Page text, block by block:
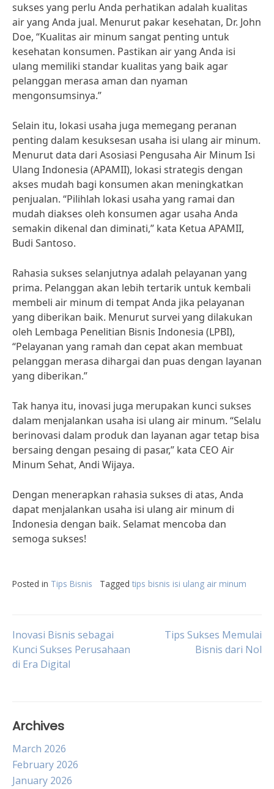
sukses yang perlu Anda perhatikan adalah kualitas
air yang Anda jual. Menurut pakar kesehatan, Dr. John
Doe, “Kualitas air minum sangat penting untuk
kesehatan konsumen. Pastikan air yang Anda isi
ulang memiliki standar kualitas yang baik agar
pelanggan merasa aman dan nyaman
mengonsumsinya.”
Selain itu, lokasi usaha juga memegang peranan
penting dalam kesuksesan usaha isi ulang air minum.
Menurut data dari Asosiasi Pengusaha Air Minum Isi
Ulang Indonesia (APAMII), lokasi strategis dengan
akses mudah bagi konsumen akan meningkatkan
penjualan. “Pilihlah lokasi usaha yang ramai dan
mudah diakses oleh konsumen agar usaha Anda
semakin dikenal dan diminati,” kata Ketua APAMII,
Budi Santoso.
Rahasia sukses selanjutnya adalah pelayanan yang
prima. Pelanggan akan lebih tertarik untuk kembali
membeli air minum di tempat Anda jika pelayanan
yang diberikan baik. Menurut survei yang dilakukan
oleh Lembaga Penelitian Bisnis Indonesia (LPBI),
“Pelayanan yang ramah dan cepat akan membuat
pelanggan merasa dihargai dan puas dengan layanan
yang diberikan.”
Tak hanya itu, inovasi juga merupakan kunci sukses
dalam menjalankan usaha isi ulang air minum. “Selalu
berinovasi dalam produk dan layanan agar tetap bisa
bersaing dengan pesaing di pasar,” kata CEO Air
Minum Sehat, Andi Wijaya.
Dengan menerapkan rahasia sukses di atas, Anda
dapat menjalankan usaha isi ulang air minum di
Indonesia dengan baik. Selamat mencoba dan
semoga sukses!
Posted in Tips Bisnis Tagged tips bisnis isi ulang air minum
Post
navigation
Inovasi Bisnis sebagai
Kunci Sukses Perusahaan
di Era Digital
Tips Sukses Memulai
Bisnis dari Nol
Archives
March 2026
February 2026
January 2026